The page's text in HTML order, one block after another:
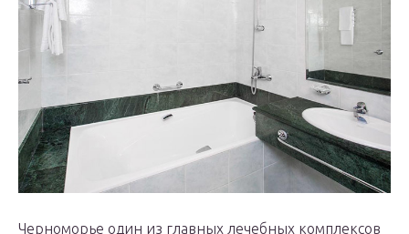
Черноморье один из главных лечебных комплексов